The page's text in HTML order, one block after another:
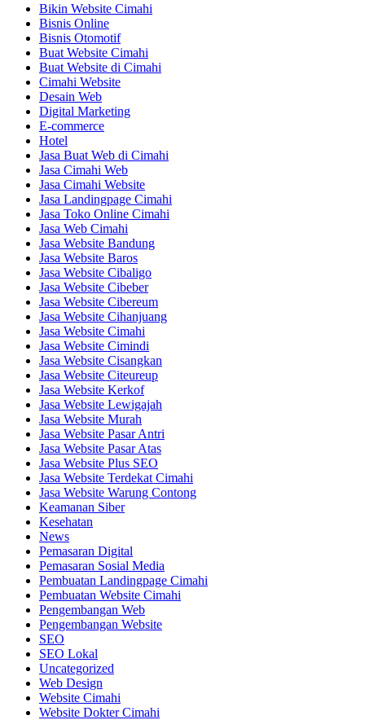
Bikin Website Cimahi
Bisnis Online
Bisnis Otomotif
Buat Website Cimahi
Buat Website di Cimahi
Cimahi Website
Desain Web
Digital Marketing
E-commerce
Hotel
Jasa Buat Web di Cimahi
Jasa Cimahi Web
Jasa Cimahi Website
Jasa Landingpage Cimahi
Jasa Toko Online Cimahi
Jasa Web Cimahi
Jasa Website Bandung
Jasa Website Baros
Jasa Website Cibaligo
Jasa Website Cibeber
Jasa Website Cibereum
Jasa Website Cihanjuang
Jasa Website Cimahi
Jasa Website Cimindi
Jasa Website Cisangkan
Jasa Website Citeureup
Jasa Website Kerkof
Jasa Website Lewigajah
Jasa Website Murah
Jasa Website Pasar Antri
Jasa Website Pasar Atas
Jasa Website Plus SEO
Jasa Website Terdekat Cimahi
Jasa Website Warung Contong
Keamanan Siber
Kesehatan
News
Pemasaran Digital
Pemasaran Sosial Media
Pembuatan Landingpage Cimahi
Pembuatan Website Cimahi
Pengembangan Web
Pengembangan Website
SEO
SEO Lokal
Uncategorized
Web Design
Website Cimahi
Website Dokter Cimahi